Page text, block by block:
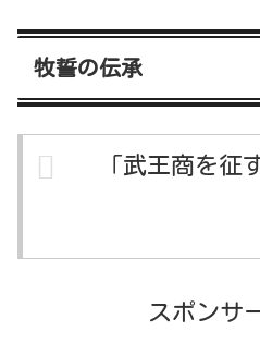
牧誓の伝承
「武王商を征
スポンサ